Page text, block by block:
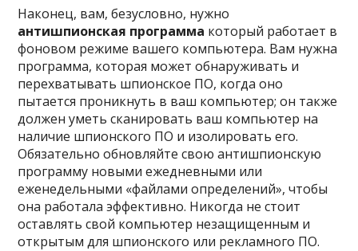
Наконец, вам, безусловно, нужно
антишпионская программа который работает в
фоновом режиме вашего компьютера. Вам нужна
программа, которая может обнаруживать и
перехватывать шпионское ПО, когда оно
пытается проникнуть в ваш компьютер; он также
должен уметь сканировать ваш компьютер на
наличие шпионского ПО и изолировать его.
Обязательно обновляйте свою антишпионскую
программу новыми ежедневными или
еженедельными «файлами определений», чтобы
она работала эффективно. Никогда не стоит
оставлять свой компьютер незащищенным и
открытым для шпионского или рекламного ПО.